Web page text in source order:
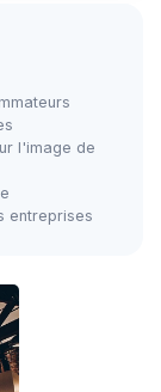
l'image de
entreprises